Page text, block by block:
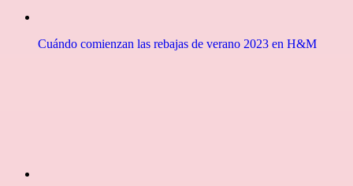
Cuándo comienzan las rebajas de verano 2023 en H&M